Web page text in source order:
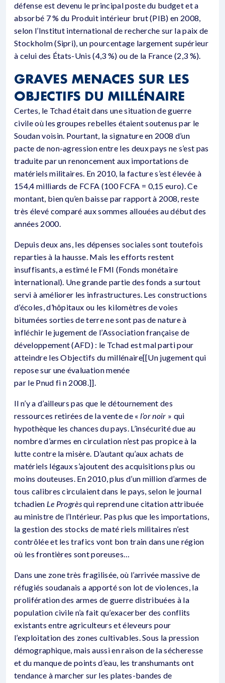
défense est devenu le principal poste du budget et a
absorbé 7 % du Produit intérieur brut (PIB) en 2008,
selon l’Institut international de recherche sur la paix de
Stockholm (Sipri), un pourcentage largement supérieur
à celui des États-Unis (4,3 %) ou de la France (2,3 %).
GRAVES MENACES SUR LES
OBJECTIFS DU MILLÉNAIRE
Certes, le Tchad était dans une situation de guerre
civile où les groupes rebelles étaient soutenus par le
Soudan voisin. Pourtant, la signature en 2008 d’un
pacte de non-agression entre les deux pays ne s’est pas
traduite par un renoncement aux importations de
matériels militaires. En 2010, la facture s’est élevée à
154,4 milliards de FCFA (100 FCFA = 0,15 euro). Ce
montant, bien qu’en baisse par rapport à 2008, reste
très élevé comparé aux sommes allouées au début des
années 2000.
Depuis deux ans, les dépenses sociales sont toutefois
reparties à la hausse. Mais les efforts restent
insuffisants, a estimé le FMI (Fonds monétaire
international). Une grande partie des fonds a surtout
servi à améliorer les infrastructures. Les constructions
d’écoles, d’hôpitaux ou les kilomètres de voies
bitumées sorties de terre ne sont pas de nature à
infléchir le jugement de l’Association française de
développement (AFD) : le Tchad est mal parti pour
atteindre les Objectifs du millénaire[[Un jugement qui
repose sur une évaluation menée
par le Pnud fi n 2008.]].
Il n’y a d’ailleurs pas que le détournement des
ressources retirées de la vente de « l’or noir » qui
hypothèque les chances du pays. L’insécurité due au
nombre d’armes en circulation n’est pas propice à la
lutte contre la misère. D’autant qu’aux achats de
matériels légaux s’ajoutent des acquisitions plus ou
moins douteuses. En 2010, plus d’un million d’armes de
tous calibres circulaient dans le pays, selon le journal
tchadien Le Progrèsqui reprend une citation attribuée
au ministre de l’Intérieur. Pas plus que les importations,
la gestion des stocks de maté riels militaires n’est
contrôlée et les trafics vont bon train dans une région
où les frontières sont poreuses…
Dans une zone très fragilisée, où l’arrivée massive de
réfugiés soudanais a apporté son lot de violences, la
prolifération des armes de guerre distribuées à la
population civile n’a fait qu’exacerber des conflits
existants entre agriculteurs et éleveurs pour
l’exploitation des zones cultivables. Sous la pression
démographique, mais aussi en raison de la sécheresse
et du manque de points d’eau, les transhumants ont
tendance à marcher sur les plates-bandes de